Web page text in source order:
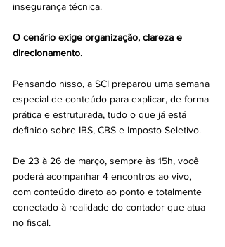
insegurança técnica.
O cenário exige organização, clareza e
direcionamento.
Pensando nisso, a SCI preparou uma semana
especial de conteúdo para explicar, de forma
prática e estruturada, tudo o que já está
definido sobre IBS, CBS e Imposto Seletivo.
De 23 à 26 de março, sempre às 15h, você
poderá acompanhar 4 encontros ao vivo,
com conteúdo direto ao ponto e totalmente
conectado à realidade do contador que atua
no fiscal.